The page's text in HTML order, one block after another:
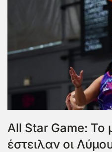
All Star Game: Το
έστειλαν οι